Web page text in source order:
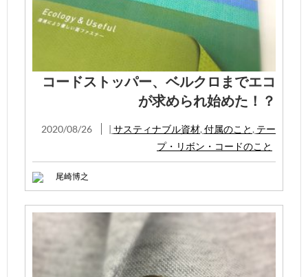
コードストッパー、ベルクロまでエコ
が求められ始めた！？
2020/08/26 | サスティナブル資材, 付属のこと , テー
プ・リボン・コードのこと
尾崎博之